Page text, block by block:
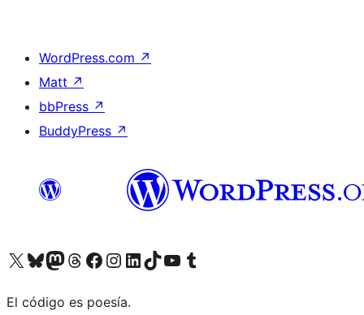
WordPress.com ↗
Matt ↗
bbPress ↗
BuddyPress ↗
Visitá nuestra cuenta de X (anteriormente Twitter)
Visitá nuestra cuenta de Bluesky
Visitá nuestra cuenta de Mastodon
Visitá nuestra cuenta de Threads
Visitá nuestra página de Facebook
Visitá nuestra cuenta de Instagram
Visitá nuestra cuenta de LinkedIn
Visitá nuestra cuenta de TikTok
Visitá nuestro canal de YouTube
Visitá nuestra cuenta de Tumblr
El código es poesía.